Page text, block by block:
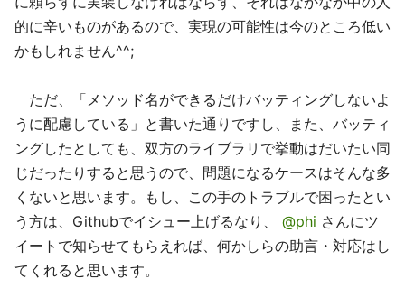
的に辛いものがあるので、実現の可能性は今のところ低い
かもしれません^^;
ただ、「メソッド名ができるだけバッティングしないよ
うに配慮している」と書いた通りですし、また、バッティ
ングしたとしても、双方のライブラリで挙動はだいたい同
じだったりすると思うので、問題になるケースはそんな多
くないと思います。もし、この手のトラブルで困ったとい
う方は、Githubでイシュー上げるなり、 @phi さんにツ
イートで知らせてもらえれば、何かしらの助言・対応はし
てくれると思います。